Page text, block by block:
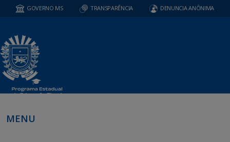
GOVERNO MS TRANSPARÊNCIA DENUNCIA ANÔNIMA
MENU